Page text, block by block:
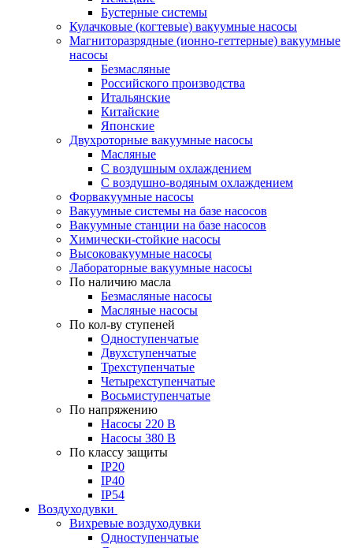
Бустерные системы
Кулачковые (когтевые) вакуумные насосы
Магниторазрядные (ионно-геттерные) вакуумные
насосы
Безмасляные
Российского производства
Итальянские
Китайские
Японские
Двухроторные вакуумные насосы
Масляные
C воздушным охлаждением
C воздушно-водяным охлаждением
Форвакуумные насосы
Вакуумные системы на базе насосов
Вакуумные станции на базе насосов
Химически-стойкие насосы
Высоковакуумные насосы
Лабораторные вакуумные насосы
По наличию масла
Безмасляные насосы
Масляные насосы
По кол-ву ступеней
Одноступенчатые
Двухступенчатые
Трехступенчатые
Четырехступенчатые
Восьмиступенчатые
По напряжению
Насосы 220 В
Насосы 380 В
По классу защиты
IP20
IP40
IP54
Воздуходувки
Вихревые воздуходувки
Одноступенчатые